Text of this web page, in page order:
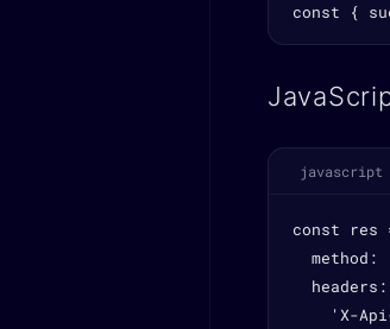
const {
javascript
const
method:
'X-